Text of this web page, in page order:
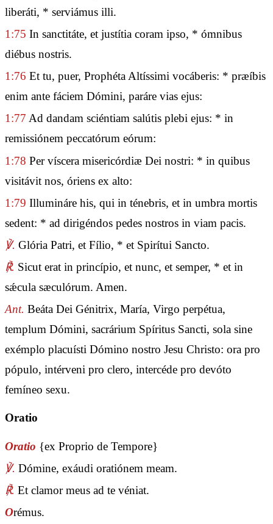
liberáti, * serviámus illi.
1:75 In sanctitáte, et justítia coram ipso, * ómnibus
diébus nostris.
1:76 Et tu, puer, Prophéta Altíssimi vocáberis: * præíbis
enim ante fáciem Dómini, paráre vias ejus:
1:77 Ad dandam sciéntiam salútis plebi ejus: * in
remissiónem peccatórum eórum:
1:78 Per víscera misericórdiæ Dei nostri: * in quibus
visitávit nos, óriens ex alto:
1:79 Illumináre his, qui in ténebris, et in umbra mortis
sedent: * ad dirigéndos pedes nostros in viam pacis.
℣. Glória Patri, et Fílio, * et Spirítui Sancto.
℟. Sicut erat in princípio, et nunc, et semper, * et in
sǽcula sæculórum. Amen.
Ant. Beáta Dei Génitrix, María, Virgo perpétua,
templum Dómini, sacrárium Spíritus Sancti, sola sine
exémplo placuísti Dómino nostro Jesu Christo: ora pro
pópulo, intérveni pro clero, intercéde pro devóto
femíneo sexu.
Oratio
Oratio {ex Proprio de Tempore}
℣. Dómine, exáudi oratiónem meam.
℟. Et clamor meus ad te véniat.
Orémus.